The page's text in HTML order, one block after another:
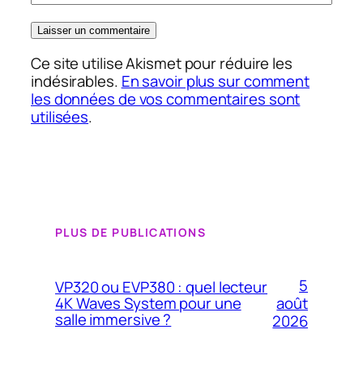
Ce site utilise Akismet pour réduire les
indésirables. En savoir plus sur comment
les données de vos commentaires sont
utilisées.
PLUS DE PUBLICATIONS
VP320 ou EVP380 : quel lecteur
4K Waves System pour une
salle immersive ?
5
août
2026